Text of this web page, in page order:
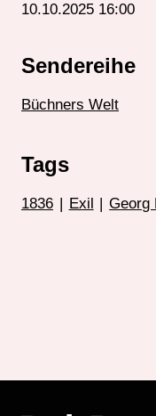
10.10.2025 16:00
Sendereihe
Büchners Welt
Tags
1836 Exil Georg